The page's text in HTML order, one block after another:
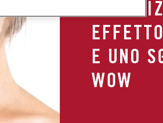
E UNO
WOW